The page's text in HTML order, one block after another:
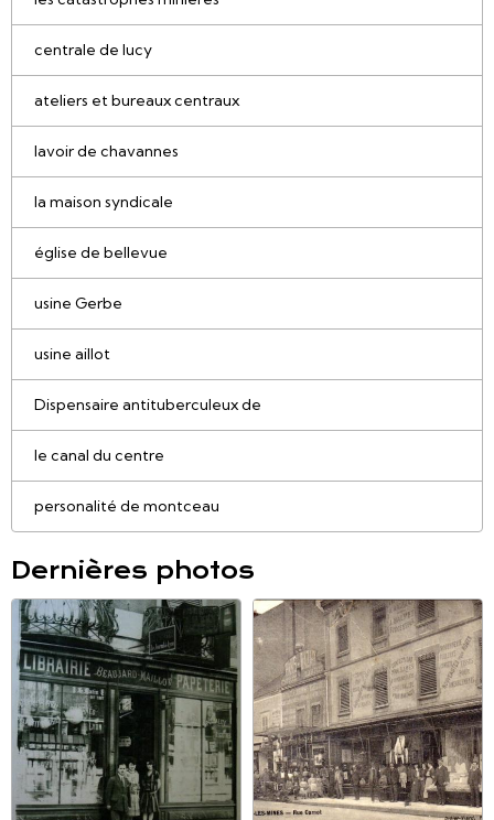
centrale de lucy
ateliers et bureaux centraux
lavoir de chavannes
la maison syndicale
église de bellevue
usine Gerbe
usine aillot
Dispensaire antituberculeux de
le canal du centre
personalité de montceau
Dernières photos